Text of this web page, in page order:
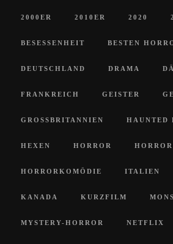
2000ER 2010ER 2020
BESESSENHEIT BESTEN
DEUTSCHLAND DRAMA
FRANKREICH GEISTER
GROSSBRITANNIEN HAUNTED
HEXEN HORROR
HORRORKOMÖDIE ITALIEN
KANADA KURZFILM
MYSTERY-HORROR NETFLIX